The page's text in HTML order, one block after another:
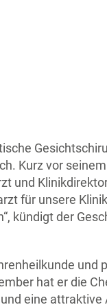
Kurz vor
und
für unsere
kündigt der
und
hat er die
eine attraktive